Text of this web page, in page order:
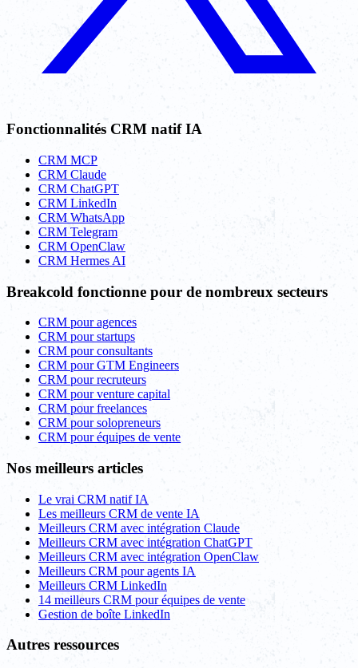
Fonctionnalités CRM natif IA
CRM MCP
CRM Claude
CRM ChatGPT
CRM LinkedIn
CRM WhatsApp
CRM Telegram
CRM OpenClaw
CRM Hermes AI
Breakcold fonctionne pour de nombreux secteurs
CRM pour agences
CRM pour startups
CRM pour consultants
CRM pour GTM Engineers
CRM pour recruteurs
CRM pour venture capital
CRM pour freelances
CRM pour solopreneurs
CRM pour équipes de vente
Nos meilleurs articles
Le vrai CRM natif IA
Les meilleurs CRM de vente IA
Meilleurs CRM avec intégration Claude
Meilleurs CRM avec intégration ChatGPT
Meilleurs CRM avec intégration OpenClaw
Meilleurs CRM pour agents IA
Meilleurs CRM LinkedIn
14 meilleurs CRM pour équipes de vente
Gestion de boîte LinkedIn
Autres ressources